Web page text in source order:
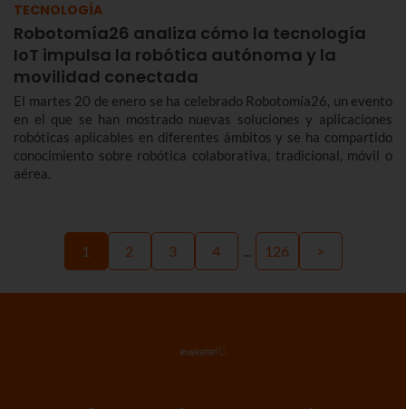
TECNOLOGÍA
Robotomía26 analiza cómo la tecnología
IoT impulsa la robótica autónoma y la
movilidad conectada
El martes 20 de enero se ha celebrado Robotomía26, un evento
en el que se han mostrado nuevas soluciones y aplicaciones
robóticas aplicables en diferentes ámbitos y se ha compartido
conocimiento sobre robótica colaborativa, tradicional, móvil o
aérea.
1 2 3 4 ... 126 >